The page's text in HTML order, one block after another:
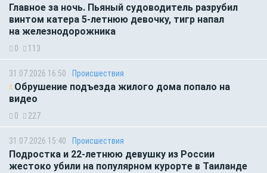
Главное за ночь. Пьяный судоводитель разрубил
винтом катера 5-летнюю девочку, тигр напал
на железнодорожника
0 113
31.07.2026 16:50 Происшествия
Обрушение подъезда жилого дома попало на
видео
0 227
31.07.2026 15:40 Происшествия
Подростка и 22-летнюю девушку из России
жестоко убили на популярном курорте в Таиланде